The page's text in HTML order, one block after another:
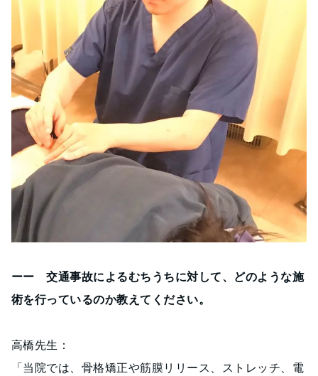
ーー 交通事故によるむちうちに対して、どのような施
術を行っているのか教えてください。
高橋先生：
「当院では、骨格矯正や筋膜リリース、ストレッチ、電